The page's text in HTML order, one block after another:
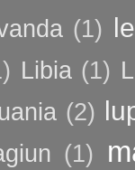
(1)
Libia (1)
(2)
(1)